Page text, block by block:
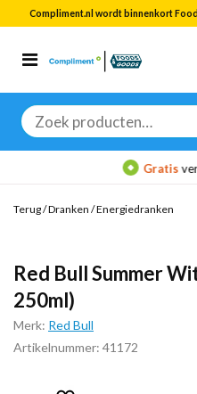
Compliment.nl wordt binnenkort
Zoeken
naar:
Bekijk
Gratis
Terug/Dranken /Energiedranken
Red Bull Summer
250ml)
Merk: Red Bull
Artikelnummer: 41172